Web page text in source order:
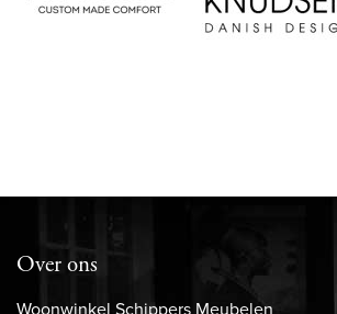
Over ons
Woonwinkel Schippers Meubelen